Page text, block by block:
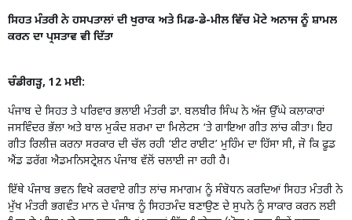
ਸਿਹਤ ਮੰਤਰੀ ਨੇ ਹਸਪਤਾਲਾਂ ਦੀ ਖੁਰਾਕ ਅਤੇ ਮਿਡ-ਡੇ-ਮੀਲ ਵਿੱਚ ਮੋਟੇ ਅਨਾਜ ਨੂੰ ਸ਼ਾਮਲ
ਕਰਨ ਦਾ ਪ੍ਰਸਤਾਵ ਵੀ ਦਿੱਤਾ
ਚੰਡੀਗੜ੍ਹ, 12 ਮਈ:
ਪੰਜਾਬ ਦੇ ਸਿਹਤ ਤੇ ਪਰਿਵਾਰ ਭਲਾਈ ਮੰਤਰੀ ਡਾ. ਬਲਬੀਰ ਸਿੰਘ ਨੇ ਅੱਜ ਉੱਘੇ ਕਲਾਕਾਰਾਂ
ਜਸਵਿੰਦਰ ਭੱਲਾ ਅਤੇ ਬਾਲ ਮੁਕੰਦ ਸ਼ਰਮਾ ਦਾ ਮਿਲੇਟਸ ‘ਤੇ ਗਾਇਆ ਗੀਤ ਲਾਂਚ ਕੀਤਾ। ਇਹ
ਗੀਤ ਰਿਲੀਜ਼ ਕਰਨਾ ਸਰਕਾਰ ਦੀ ਚੱਲ ਰਹੀ ‘ਈਟ ਰਾਈਟ’ ਮੁਹਿੰਮ ਦਾ ਹਿੱਸਾ ਸੀ, ਜੋ ਕਿ ਫੂਡ
ਐਂਡ ਡਰੱਗ ਐਡਮਨਿਸਟ੍ਰੇਸ਼ਨ ਪੰਜਾਬ ਵੱਲੋਂ ਚਲਾਈ ਜਾ ਰਹੀ ਹੈ।
ਇੱਥੇ ਪੰਜਾਬ ਭਵਨ ਵਿਖੇ ਕਰਵਾਏ ਗੀਤ ਲਾਂਚ ਸਮਾਗਮ ਨੂੰ ਸੰਬੋਧਨ ਕਰਦਿਆਂ ਸਿਹਤ ਮੰਤਰੀ ਨੇ
ਮੁੱਖ ਮੰਤਰੀ ਭਗਵੰਤ ਮਾਨ ਦੇ ਪੰਜਾਬ ਨੂੰ ਸਿਹਤਮੰਦ ਬਣਾਉਣ ਦੇ ਸੁਪਨੇ ਨੂੰ ਸਾਕਾਰ ਕਰਨ ਲਈ